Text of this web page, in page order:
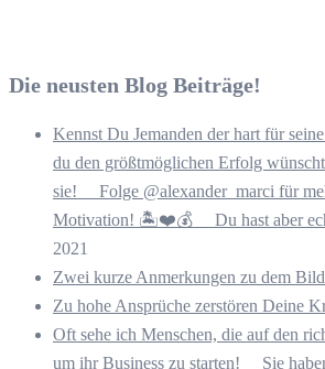
Die neusten Blog Beiträge!
Kennst Du Jemanden der hart für
du den größtmöglichen Erfolg
sie! ⠀ Folge @alexander_marci für
Motivation! 🏝️❤️💰 ⠀ Du hast aber
2021
Zwei kurze Anmerkungen zu dem Bild
Zu hohe Ansprüche zerstören Deine
Oft sehe ich Menschen, die auf den
um ihr Business zu starten! ⠀ Sie